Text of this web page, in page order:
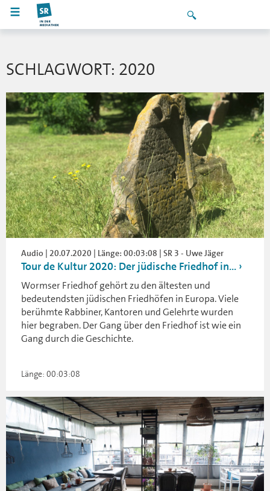
SCHLAGWORT: 2020
Audio | 20.07.2020 | Länge: 00:03:08 | SR 3 - Uwe Jäger
Tour de Kultur 2020: Der jüdische Friedhof in...
Wormser Friedhof gehört zu den ältesten und
bedeutendsten jüdischen Friedhöfen in Europa. Viele
berühmte Rabbiner, Kantoren und Gelehrte wurden
hier begraben. Der Gang über den Friedhof ist wie ein
Gang durch die Geschichte.
Länge: 00:03:08